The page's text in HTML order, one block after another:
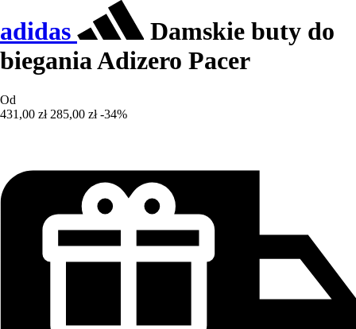
adidas
Damskie buty do
biegania Adizero Pacer
Od
431,00 zł 285,00 zł -34%